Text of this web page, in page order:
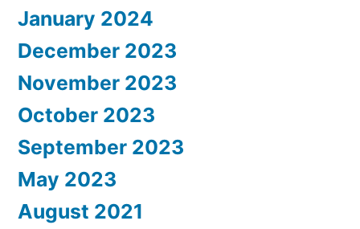
January 2024
December 2023
November 2023
October 2023
September 2023
May 2023
August 2021